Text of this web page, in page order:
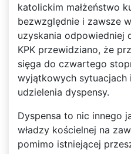
katolickim małżeństwo
bezwzględnie i zawsze
uzyskania odpowiedniej
KPK przewidziano, że
sięga do czwartego
wyjątkowych sytuacjach
udzielenia dyspensy.
Dyspensa to nic innego
władzy kościelnej na
pomimo istniejącej